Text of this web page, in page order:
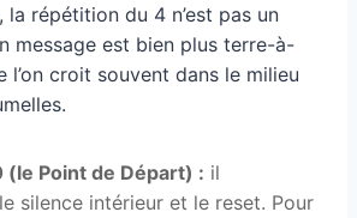
la répétition du 4 n’est pas un
message est bien plus terre-à-
l’on croit souvent dans le milieu
(le Point de Départ) : il
silence intérieur et le reset. Pour